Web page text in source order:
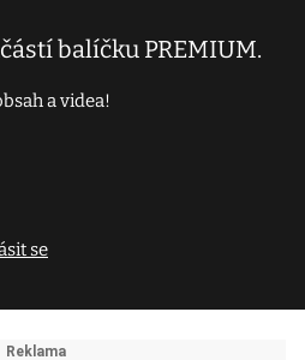
balíčku PREMIUM.
a videa!
se